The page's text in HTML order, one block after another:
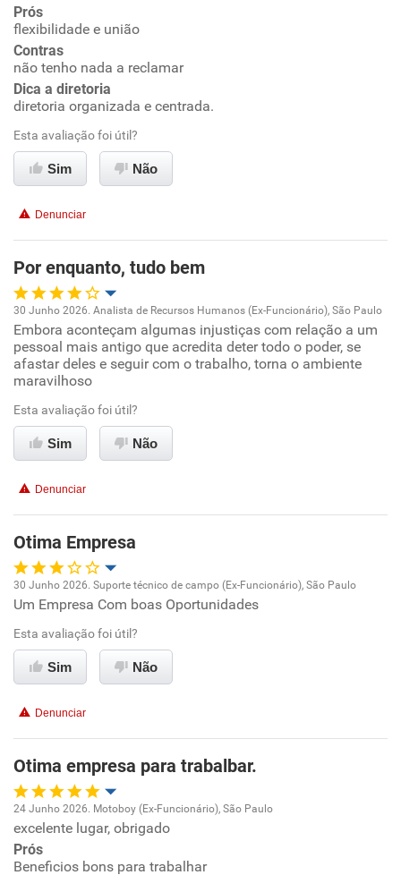
Benefícios
Não recomenda esta empresa
Não recomenda a diretoria
Ambiente de trabalho
Conciliação com a vida familiar
Recomenda esta empresa
Prós
flexibilidade e união
Contras
não tenho nada a reclamar
Dica a diretoria
diretoria organizada e centrada.
Esta avaliação foi útil?
Sim Não
Denunciar
Por enquanto, tudo bem
Oportunidade de promoção
Ambiente de trabalho
Conciliação com a vida familiar
Benefícios
Não recomenda a diretoria
30 Junho 2026. Analista de Recursos Humanos (Ex-Funcionário), São Paulo
Embora aconteçam algumas injustiças com relação a um
pessoal mais antigo que acredita deter todo o poder, se
afastar deles e seguir com o trabalho, torna o ambiente
maravilhoso
Esta avaliação foi útil?
Sim Não
Denunciar
Otima Empresa
Oportunidade de promoção
Ambiente de trabalho
Benefícios
Recomenda esta empresa
30 Junho 2026. Suporte técnico de campo (Ex-Funcionário), São Paulo
Um Empresa Com boas Oportunidades
Esta avaliação foi útil?
Sim Não
Denunciar
Otima empresa para trabalbar.
Oportunidade de promoção
24 Junho 2026. Motoboy (Ex-Funcionário), São Paulo
excelente lugar, obrigado
Prós
Beneficios bons para trabalhar